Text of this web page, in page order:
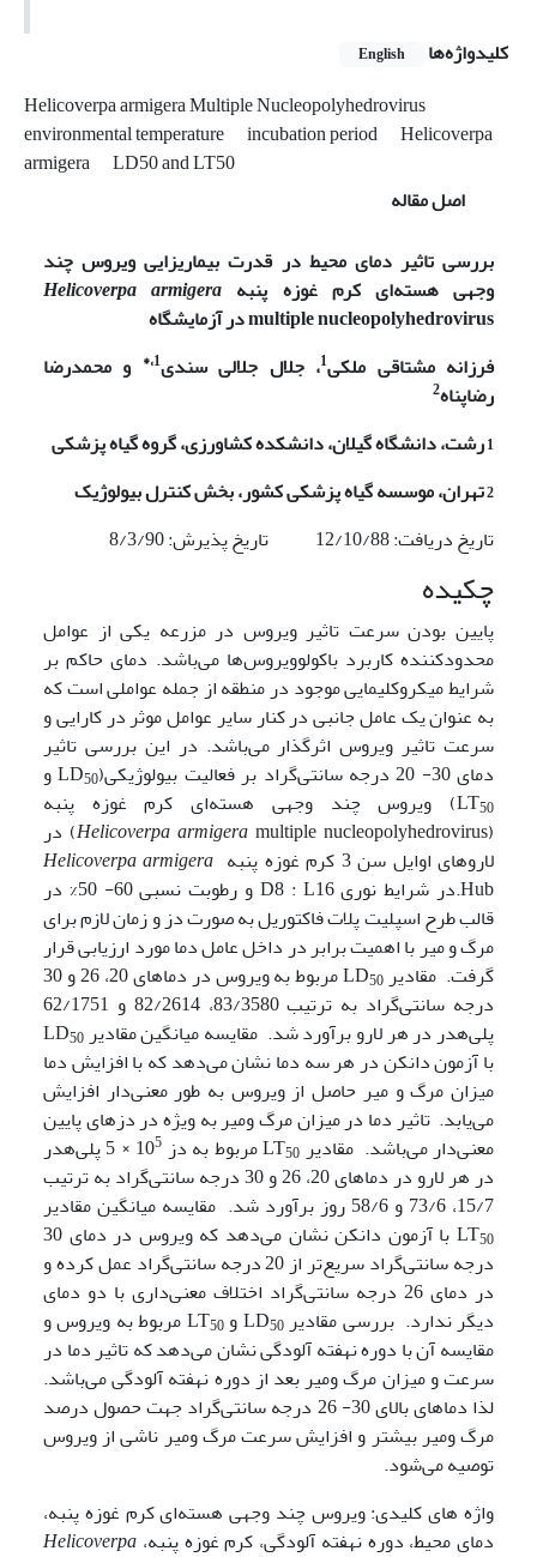
کلیدواژه‌ها
English
Helicoverpa armigera Multiple Nucleopolyhedrovirus
environmental temperature
incubation period
Helicoverpa
armigera
LD50 and LT50
اصل مقاله
بررسی تاثیر دمای محیط در قدرت بیماریزایی ویروس چند
وجهی هسته‌ای کرم غوزه پنبه
Helicoverpa armigera
multiple nucleopolyhedrovirusدر آزمایشگاه
فرزانه مشتاقی ملکی1، جلال جلالی سندی1،*
و محمدرضا
رضاپناه2
1رشت، دانشگاه گیلان، دانشکده کشاورزی، گروه گیاه پزشکی
2تهران، موسسه گیاه پزشکی کشور، بخش کنترل بیولوژیک
تاریخ دریافت: 12/10/88 تاریخ پذیرش: 8/3/90
چکیده
پایین بودن سرعت تاثیر ویروس در مزرعه یکی از عوامل
محدودکننده کاربرد باکولوویروس‌ها می‌باشد. دمای حاکم بر
شرایط میکروکلیمایی موجود در منطقه از جمله عواملی است که
به عنوان یک عامل جانبی در کنار سایر عوامل موثر در کارایی و
سرعت تاثیر ویروس اثرگذار می‌باشد. در این بررسی تاثیر
دمای 30- 20 درجه سانتی‌گراد بر فعالیت بیولوژیکی(LD
50
و
LT50
) ویروس چند وجهی هسته‌ای کرم غوزه پنبه
(
Helicoverpa armigera
multiple nucleopolyhedrovirus) در
لاروهای اوایل سن 3 کرم غوزه پنبه
Helicoverpa armigera
Hub.در شرایط نوری D8 : L16 و رطوبت نسبی 60- 50% در
قالب طرح اسپلیت پلات فاکتوریل به صورت دز و زمان لازم برای
مرگ و میر با اهمیت برابر در داخل عامل دما مورد ارزیابی قرار
گرفت. مقادیر LD 50
مربوط به ویروس در دماهای 20، 26 و 30
درجه سانتی‌گراد به ترتیب 83/3580، 82/2614 و 62/1751
پلی‌هدر در هر لارو برآورد شد. مقایسه میانگین مقادیر LD 50
با آزمون دانکن در هر سه دما نشان می‌دهد که با افزایش دما
میزان مرگ و میر حاصل از ویروس به طور معنی‌دار افزایش
می‌یابد. تاثیر دما در میزان مرگ ومیر به ویژه در دزهای پایین
معنی‌دار می‌باشد. مقادیر LT 50 مربوط به دز 10 5
× 5 پلی‌هدر
در هر لارو در دماهای 20، 26 و 30 درجه سانتی‌گراد به ترتیب
15/7، 73/6 و 58/6 روز برآورد شد. مقایسه میانگین مقادیر
LT50
با آزمون دانکن نشان می‌دهد که ویروس در دمای 30
درجه سانتی‌گراد سریع‌تر از 20 درجه سانتی‌گراد عمل کرده و
در دمای 26 درجه سانتی‌گراد اختلاف معنی‌داری با دو دمای
دیگر ندارد. بررسی مقادیر LD50 و LT50
مربوط به ویروس و
مقایسه آن با دوره نهفته آلودگی نشان می‌دهد که تاثیر دما در
سرعت و میزان مرگ ومیر بعد از دوره نهفته آلودگی می‌باشد.
لذا دماهای بالای 30- 26 درجه سانتی‌گراد جهت حصول درصد
مرگ ومیر بیشتر و افزایش سرعت مرگ ومیر ناشی از ویروس
توصیه می‌شود.
واژه های کلیدی: ویروس چند وجهی هسته‌ای کرم غوزه پنبه،
دمای محیط، دوره نهفته آلودگی، کرم غوزه پنبه، Helicoverpa